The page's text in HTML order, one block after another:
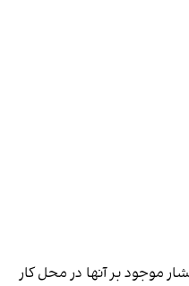
موجود بر آنها در محل کار